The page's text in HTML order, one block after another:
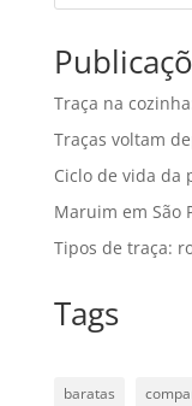
Traça na
Traças voltam
Ciclo de vida da
Maruim em São
Tipos de traça:
Tags
baratas